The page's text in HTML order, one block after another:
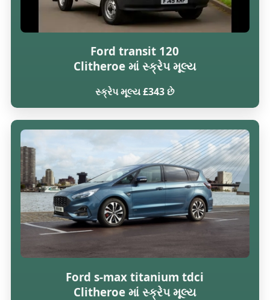
Ford transit 120
Clitheroe માં સ્ક્રેપ મૂલ્ય
સ્ક્રેપ મૂલ્ય £343 છે
Ford s-max titanium tdci
Clitheroe માં સ્ક્રેપ મૂલ્ય